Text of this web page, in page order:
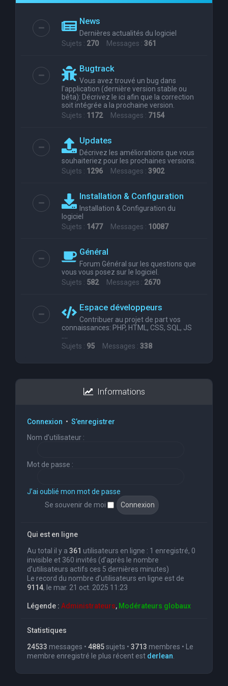
News
Dernières actualités du logiciel
Sujets : 270 Messages : 361
Bugtrack
Vous avez trouvé un bug dans
l'application (dernière version stable ou
bêta): Décrivez le ici afin que la correction
soit intégrée a la prochaine version.
Sujets : 1172Messages : 7154
Updates
Décrivez les améliorations que vous
souhaiteriez pour les prochaines versions.
Sujets : 1296 Messages : 3902
Installation & Configuration
Installation & Configuration du
logiciel
Sujets : 1477Messages : 10087
Général
Forum Général sur les questions que
vous vous posez sur le logiciel.
Sujets : 582Messages : 2670
Espace développeurs
Contribuer au projet de part vos
connaissances: PHP, HTML, CSS, SQL, JS
....
Sujets : 95 Messages : 338
Informations
Connexion • S’enregistrer
Nom d’utilisateur :
Mot de passe :
J’ai oublié mon mot de passe
Se souvenir de moi
Qui est en ligne
Au total il y a 361 utilisateurs en ligne : 1 enregistré, 0
invisible et 360 invités (d’après le nombre
d’utilisateurs actifs ces 5 dernières minutes)
Le record du nombre d’utilisateurs en ligne est de
9114, le mar. 21 oct. 2025 11:23
Légende : Administrateurs, Modérateurs globaux
Statistiques
24533 messages • 4885sujets • 3713 membres • Le
membre enregistré le plus récent est derlean.